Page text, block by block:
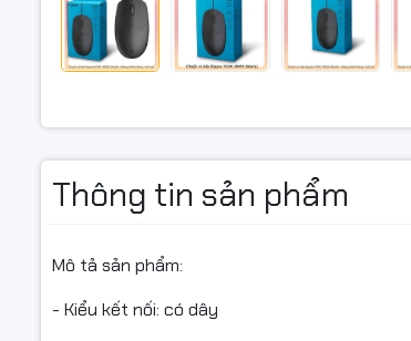
Thông tin sản phẩm
Mô tả sản phẩm:
- Kiểu kết nối: có dây